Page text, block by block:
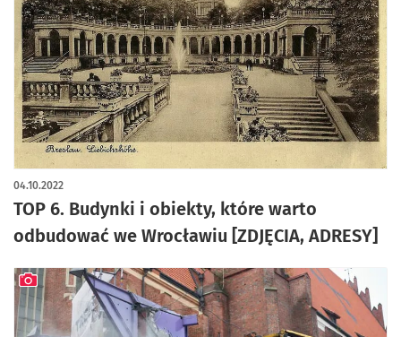
TOP 6. Budynki i obiekty, które warto
odbudować we Wrocławiu [ZDJĘCIA, ADRESY]
04.10.2022
artykuł z galerią zdjęć